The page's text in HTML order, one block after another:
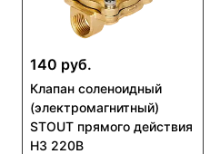
140 руб.
Клапан соленоидный
(электромагнитный)
STOUT прямого действия
НЗ 220В